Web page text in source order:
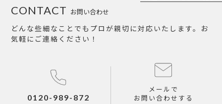
お問い合わせ
CONTACT
どんな些細なことでもプロが親切に対応いたします。お
気軽にご連絡ください！
0120-989-872
メールで
お問い合わせする